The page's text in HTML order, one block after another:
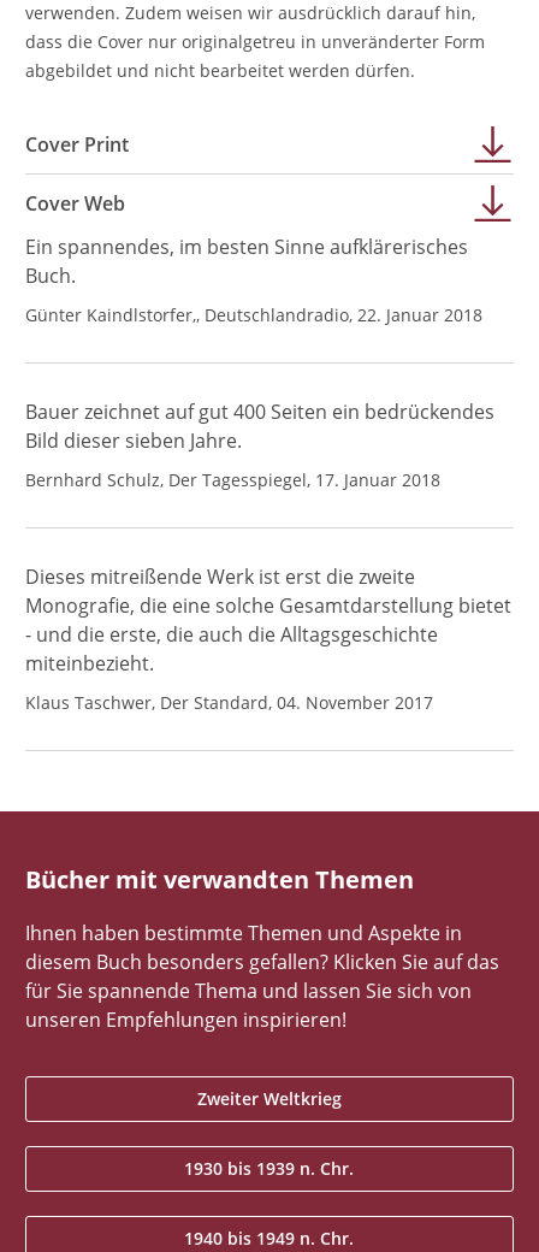
verwenden. Zudem weisen wir ausdrücklich darauf hin,
dass die Cover nur originalgetreu in unveränderter Form
abgebildet und nicht bearbeitet werden dürfen.
Cover Print
Cover Web
Ein spannendes, im besten Sinne aufklärerisches
Buch.
Günter Kaindlstorfer,, Deutschlandradio, 22. Januar 2018
Bauer zeichnet auf gut 400 Seiten ein bedrückendes
Bild dieser sieben Jahre.
Bernhard Schulz, Der Tagesspiegel, 17. Januar 2018
Dieses mitreißende Werk ist erst die zweite
Monografie, die eine solche Gesamtdarstellung bietet
- und die erste, die auch die Alltagsgeschichte
miteinbezieht.
Klaus Taschwer, Der Standard, 04. November 2017
Bücher mit verwandten Themen
Ihnen haben bestimmte Themen und Aspekte in
diesem Buch besonders gefallen? Klicken Sie auf das
für Sie spannende Thema und lassen Sie sich von
unseren Empfehlungen inspirieren!
Zweiter Weltkrieg
1930 bis 1939 n. Chr.
1940 bis 1949 n. Chr.